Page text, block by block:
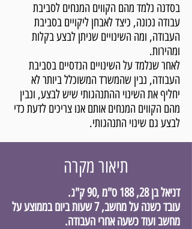
בסדנה נלמד מהם הקווים המנחים לסביבת
עבודה נכונה, כיצד לאבחן ליקויים בסביבת
העבודה, ומה השינויים שניתן לבצע בקלות
ומהירות.
לאחר שנלמד על השינויים הנדסיים בסביבת
העבודה, נבין שהמשרד המשוכלל ביותר לא
יחליף את השינוי ההתנהגותי שיש לבצע, ונבין
מהם הקווים המנחים אותם אנו צריכים לדעת כדי
לבצע גם שינוי התנהגותי.
תיאור מקרה
דניאל בן 28, 188 ס"מ ,90 ק"ג.
עובד כשנה על מחשב, 7 שעות ביום בממוצע על
מחשב ועוד כשעה אחרי העבודה.